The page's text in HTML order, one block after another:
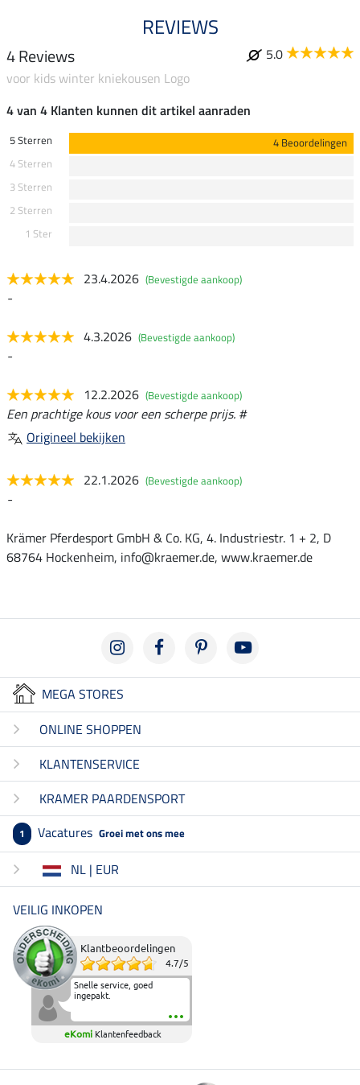
REVIEWS
4 Reviews
5.0
voor kids winter kniekousen Logo
4 van 4 Klanten kunnen dit artikel aanraden
5 Sterren
4 Beoordelingen
4 Sterren
3 Sterren
2 Sterren
1 Ster
23.4.2026 (Bevestigde aankoop)
-
4.3.2026 (Bevestigde aankoop)
-
12.2.2026 (Bevestigde aankoop)
Een prachtige kous voor een scherpe prijs. #
Origineel bekijken
22.1.2026 (Bevestigde aankoop)
-
Krämer Pferdesport GmbH & Co. KG, 4. Industriestr. 1 + 2, D
68764 Hockenheim, info@kraemer.de, www.kraemer.de
MEGA STORES
ONLINE SHOPPEN
KLANTENSERVICE
KRAMER PAARDENSPORT
1 Vacatures Groei met ons mee
NL | EUR
VEILIG INKOPEN
Klantbeoordelingen
4.7/5
Snelle service, goed
ingepakt.
eKomi Klantenfeedback